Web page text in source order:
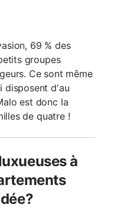
69 % des
groupes
Ce sont même
disposent d'au
est donc la
de quatre !
à